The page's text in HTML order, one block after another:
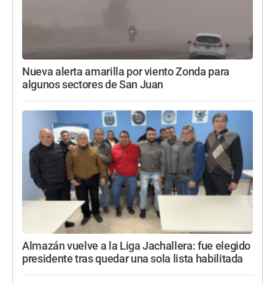
Nueva alerta amarilla por viento Zonda para
algunos sectores de San Juan
Almazán vuelve a la Liga Jachallera: fue elegido
presidente tras quedar una sola lista habilitada